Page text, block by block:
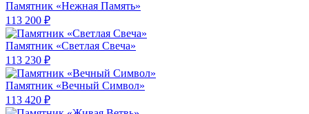
Памятник «Нежная Память»
113 200 ₽
Памятник «Светлая Свеча»
113 230 ₽
Памятник «Вечный Символ»
113 420 ₽